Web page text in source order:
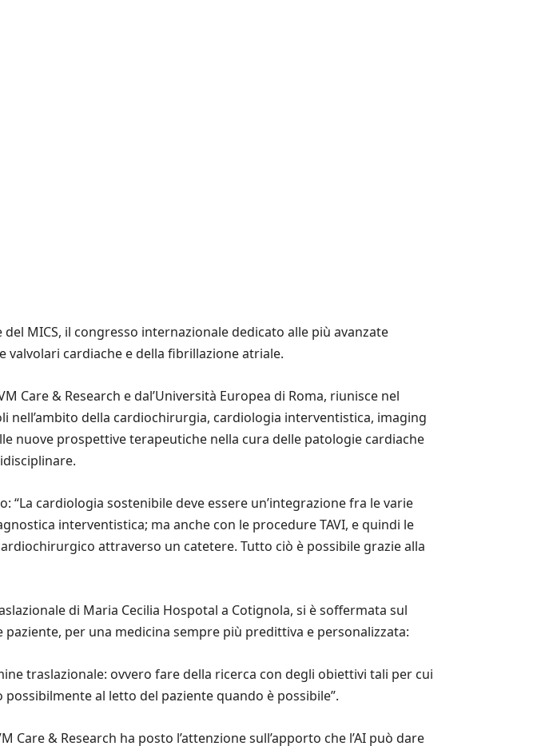
MICS, il congresso internazionale dedicato alle più avanzate
cardiache e della fibrillazione atriale.
Care & Research e dal’Università Europea di Roma, riunisce nel
della cardiochirurgia, cardiologia interventistica, imaging
nuove prospettive terapeutiche nella cura delle patologie cardiache
“La cardiologia sostenibile deve essere un’integrazione fra le varie
interventistica; ma anche con le procedure TAVI, e quindi le
attraverso un catetere. Tutto ciò è possibile grazie alla
di Maria Cecilia Hospotal a Cotignola, si è soffermata sul
per una medicina sempre più predittiva e personalizzata:
traslazionale: ovvero fare della ricerca con degli obiettivi tali per cui
al letto del paziente quando è possibile”.
& Research ha posto l’attenzione sull’apporto che l’AI può dare